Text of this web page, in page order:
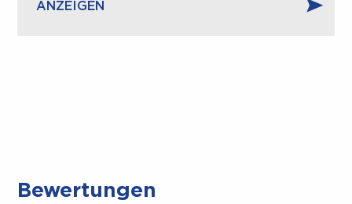
ANZEIGEN
CLOSE.
Bewertungen